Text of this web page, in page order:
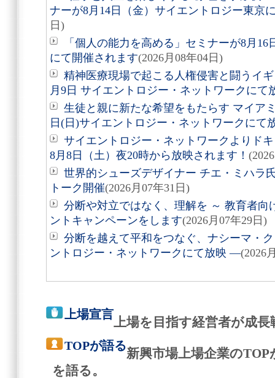
ナーが8月14日（金）サイエントロジー東京
日)
「個人の能力を高める」セミナーが8月
にて開催されます(2026月08年04日)
精神医療現場で起こる人権侵害と闘うイ
月9日 サイエントロジー・ネットワークにて
生徒と親に新たな希望をもたらす マイア
日(日)サイエントロジー・ネットワークにて
サイエントロジー・ネットワークよりド
8月8日（土）夜20時から放映されます！
世界的シューズデザイナー チエ・ミハラ
トーク開催(2026月07年31日)
分断や対立ではなく、理解を ～ 教育者向
ントキャンペーンをします(2026月07年29日)
分断を越えて平和をつなぐ、ナシーマ・
ントロジー・ネットワークにて放映 ―(2026
上場宣言
上場を目指す経営者が成
TOPが語る
新興市場上場企業の
を語る。